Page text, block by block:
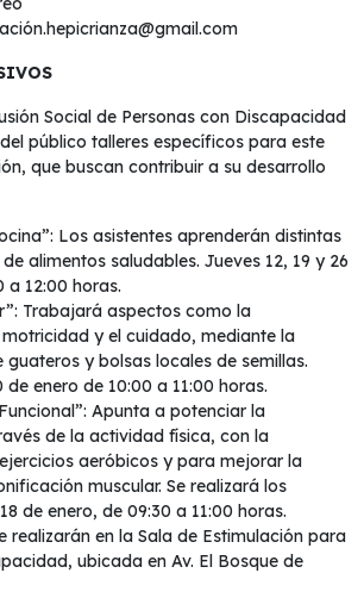
Social de Personas con Discapacidad
público talleres específicos para este
que buscan contribuir a su desarrollo
Los asistentes aprenderán distintas
alimentos saludables. Jueves 12, 19 y 26
a 12:00 horas.
Trabajará aspectos como la
y el cuidado, mediante la
y bolsas locales de semillas.
de enero de 10:00 a 11:00 horas.
Apunta a potenciar la
de la actividad física, con la
aeróbicos y para mejorar la
muscular. Se realizará los
de enero, de 09:30 a 11:00 horas.
realizarán en la Sala de Estimulación para
ubicada en Av. El Bosque de